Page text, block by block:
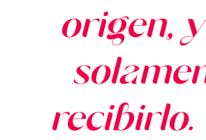
origen,
recibirlo.